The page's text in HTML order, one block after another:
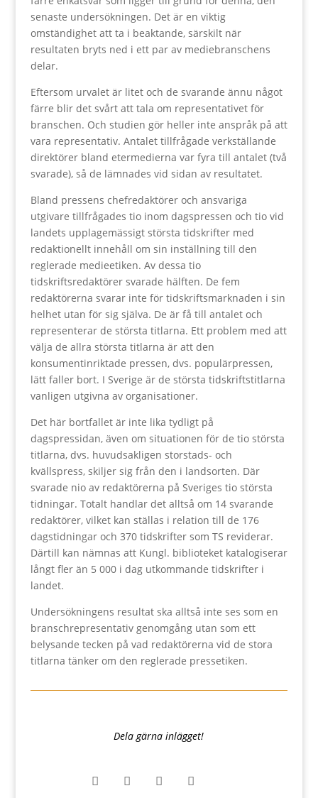
senaste undersökningen. Det är en viktig
omständighet att ta i beaktande, särskilt när
resultaten bryts ned i ett par av mediebranschens
delar.
Eftersom urvalet är litet och de svarande ännu något
färre blir det svårt att tala om representativet för
branschen. Och studien gör heller inte anspråk på att
vara representativ. Antalet tillfrågade verkställande
direktörer bland etermedierna var fyra till antalet (två
svarade), så de lämnades vid sidan av resultatet.
Bland pressens chefredaktörer och ansvariga
utgivare tillfrågades tio inom dagspressen och tio vid
landets upplagemässigt största tidskrifter med
redaktionellt innehåll om sin inställning till den
reglerade medieetiken. Av dessa tio
tidskriftsredaktörer svarade hälften. De fem
redaktörerna svarar inte för tidskriftsmarknaden i sin
helhet utan för sig själva. De är få till antalet och
representerar de största titlarna. Ett problem med att
välja de allra största titlarna är att den
konsumentinriktade pressen, dvs. populärpressen,
lätt faller bort. I Sverige är de största tidskriftstitlarna
vanligen utgivna av organisationer.
Det här bortfallet är inte lika tydligt på
dagspressidan, även om situationen för de tio största
titlarna, dvs. huvudsakligen storstads- och
kvällspress, skiljer sig från den i landsorten. Där
svarade nio av redaktörerna på Sveriges tio största
tidningar. Totalt handlar det alltså om 14 svarande
redaktörer, vilket kan ställas i relation till de 176
dagstidningar och 370 tidskrifter som TS reviderar.
Därtill kan nämnas att Kungl. biblioteket katalogiserar
långt fler än 5 000 i dag utkommande tidskrifter i
landet.
Undersökningens resultat ska alltså inte ses som en
branschrepresentativ genomgång utan som ett
belysande tecken på vad redaktörerna vid de stora
titlarna tänker om den reglerade pressetiken.
Dela gärna inlägget!
   